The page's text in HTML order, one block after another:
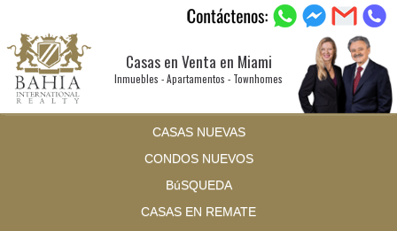
Casas en Venta en Miami
Inmuebles - Apartamentos - Townhomes
CASAS NUEVAS
CONDOS NUEVOS
BúSQUEDA
CASAS EN REMATE